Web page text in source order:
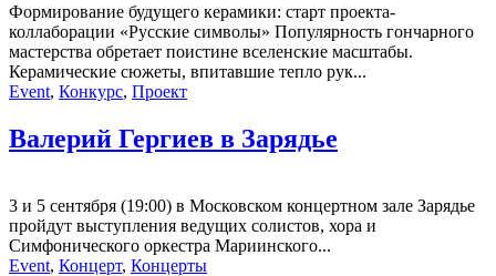
Формирование будущего керамики: старт проекта-
коллаборации «Русские символы» Популярность гончарного
мастерства обретает поистине вселенские масштабы.
Керамические сюжеты, впитавшие тепло рук...
Event, Конкурс, Проект
Валерий Гергиев в Зарядье
3 и 5 сентября (19:00) в Московском концертном зале Зарядье
пройдут выступления ведущих солистов, хора и
Симфонического оркестра Мариинского...
Event, Концерт, Концерты